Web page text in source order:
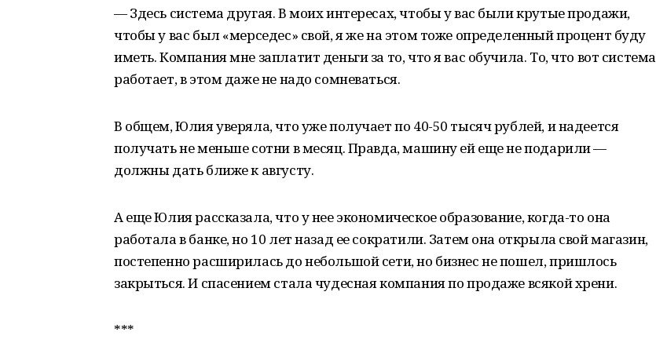
— Здесь система другая. В моих интересах, чтобы у вас были крутые продажи,
чтобы у вас был «мерседес» свой, я же на этом тоже определенный процент буду
иметь. Компания мне заплатит деньги за то, что я вас обучила. То, что вот система
работает, в этом даже не надо сомневаться.
В общем, Юлия уверяла, что уже получает по 40-50 тысяч рублей, и надеется
получать не меньше сотни в месяц. Правда, машину ей еще не подарили —
должны дать ближе к августу.
А еще Юлия рассказала, что у нее экономическое образование, когда-то она
работала в банке, но 10 лет назад ее сократили. Затем она открыла свой магазин,
постепенно расширилась до небольшой сети, но бизнес не пошел, пришлось
закрыться. И спасением стала чудесная компания по продаже всякой хрени.
***